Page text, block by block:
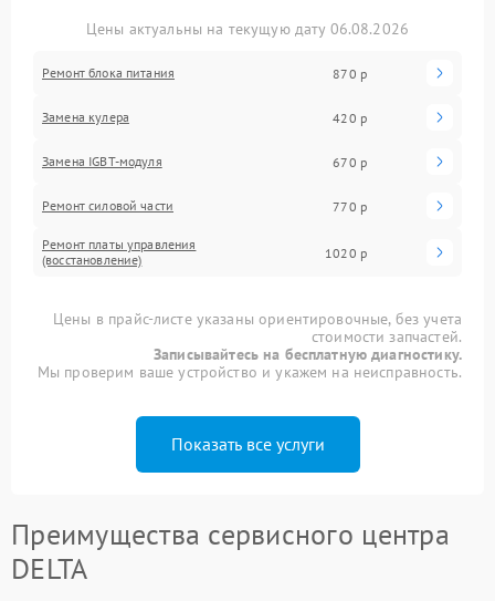
Цены актуальны на текущую дату 06.08.2026
Ремонт блока питания 870 р
Замена кулера 420 р
Замена IGBT-модуля 670 р
Ремонт силовой части 770 р
Ремонт платы управления
(восстановление)
1020 р
Цены в прайс-листе указаны ориентировочные, без учета
стоимости запчастей.
Записывайтесь на бесплатную диагностику.
Мы проверим ваше устройство и укажем на неисправность.
Показать все услуги
Преимущества сервисного центра
DELTA